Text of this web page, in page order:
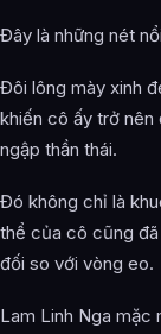
Đây là những nét
Đôi lông mày xinh
khiến cô ấy trở
ngập thần thái.
Đó không chỉ là
thể của cô cũng
đối so với vòng eo.
Lam Linh Nga